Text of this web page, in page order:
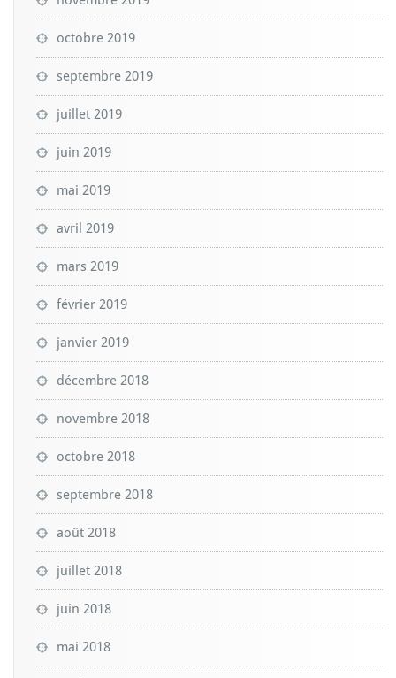
octobre 2019
septembre 2019
juillet 2019
juin 2019
mai 2019
avril 2019
mars 2019
février 2019
janvier 2019
décembre 2018
novembre 2018
octobre 2018
septembre 2018
août 2018
juillet 2018
juin 2018
mai 2018